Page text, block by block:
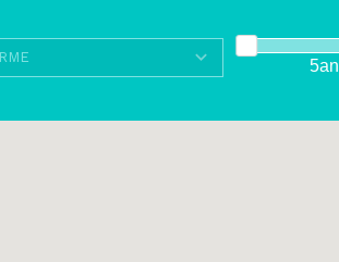
Vivre le Jubilé 2025
Nos objectifs TOUS